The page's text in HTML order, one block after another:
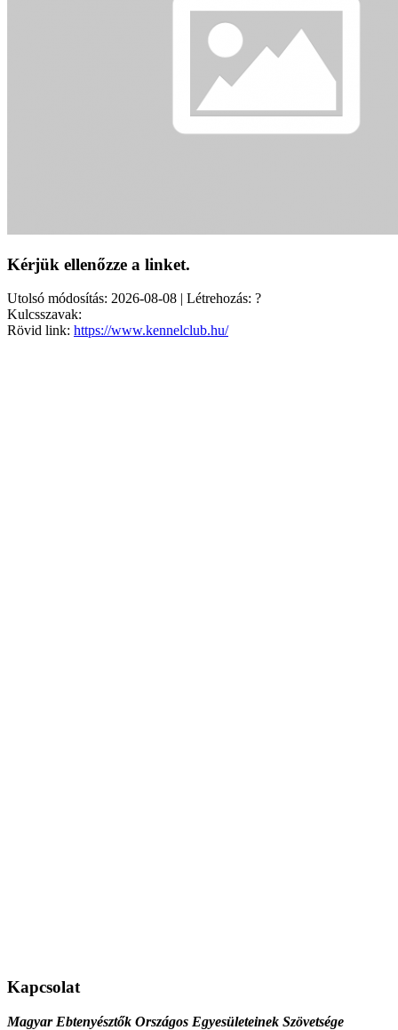
Kérjük ellenőzze a linket.
Utolsó módosítás: 2026-08-08 | Létrehozás: ?
Kulcsszavak:
Rövid link: https://www.kennelclub.hu/
Kapcsolat
Magyar Ebtenyésztők Országos Egyesületeinek Szövetsége